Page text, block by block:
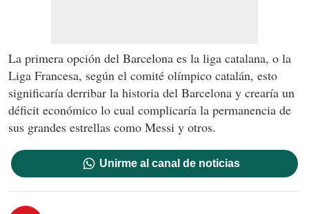
La primera opción del Barcelona es la liga catalana, o la
Liga Francesa, según el comité olímpico catalán, esto
significaría derribar la historia del Barcelona y crearía un
déficit económico lo cual complicaría la permanencia de
sus grandes estrellas como Messi y otros.
Unirme al canal de noticias